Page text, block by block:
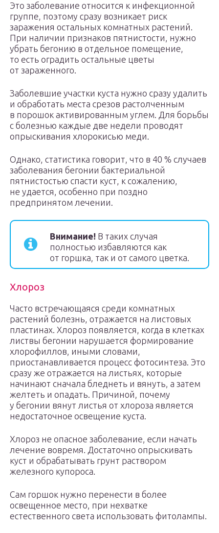
Это заболевание относится к инфекционной
группе, поэтому сразу возникает риск
заражения остальных комнатных растений.
При наличии признаков пятнистости, нужно
убрать бегонию в отдельное помещение,
то есть оградить остальные цветы
от зараженного.
Заболевшие участки куста нужно сразу удалить
и обработать места срезов растолченным
в порошок активированным углем. Для борьбы
с болезнью каждые две недели проводят
опрыскивания хлорокисью меди.
Однако, статистика говорит, что в 40 % случаев
заболевания бегонии бактериальной
пятнистостью спасти куст, к сожалению,
не удается, особенно при поздно
предпринятом лечении.
Внимание! В таких случая
полностью избавляются как
от горшка, так и от самого цветка.
Хлороз
Часто встречающаяся среди комнатных
растений болезнь, отражается на листовых
пластинах. Хлороз появляется, когда в клетках
листвы бегонии нарушается формирование
хлорофиллов, иными словами,
приостанавливается процесс фотосинтеза. Это
сразу же отражается на листьях, которые
начинают сначала бледнеть и вянуть, а затем
желтеть и опадать. Причиной, почему
у бегонии вянут листья от хлороза является
недостаточное освещение куста.
Хлороз не опасное заболевание, если начать
лечение вовремя. Достаточно опрыскивать
куст и обрабатывать грунт раствором
железного купороса.
Сам горшок нужно перенести в более
освещенное место, при нехватке
естественного света использовать фитолампы.